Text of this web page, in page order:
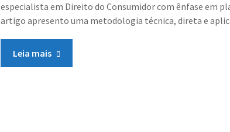
especialista em Direito do Consumidor com ênfase em
artigo apresento uma metodologia técnica, direta e
Leia mais